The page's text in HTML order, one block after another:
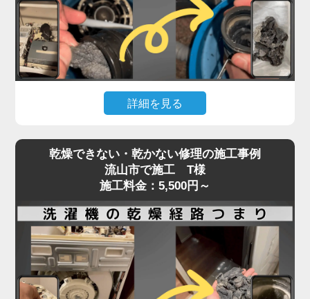
詳細を見る
くなった場合、内部に詰まった汚れや異物が原因で
あることが少なくありません。
排水口や排水フィルターの清掃で改善しない場合、
洗濯機内部のホースやポンプ部分に詰まりが起きて
いる可能性が高く、分解作業が必要となる専門的な
修理が求められます。実際の現場では、ホコリ・洗
剤カス・髪の毛などが固まり、水の流れを完全に塞
いでいることも。
乾燥できない・乾かない修理の施工事例
流山市で施工 T様
施工料金：5,500円～